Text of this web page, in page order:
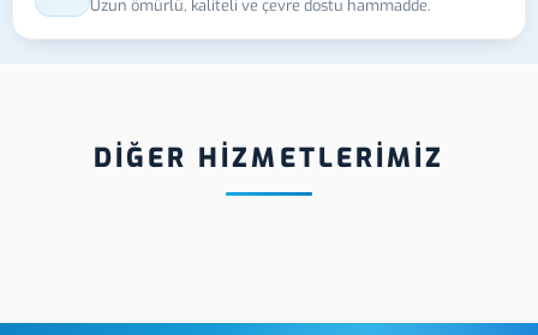
Uzun ömürlü, kaliteli ve çevre dostu hammadde.
DİĞER HİZMETLERİMİZ
Üretimi